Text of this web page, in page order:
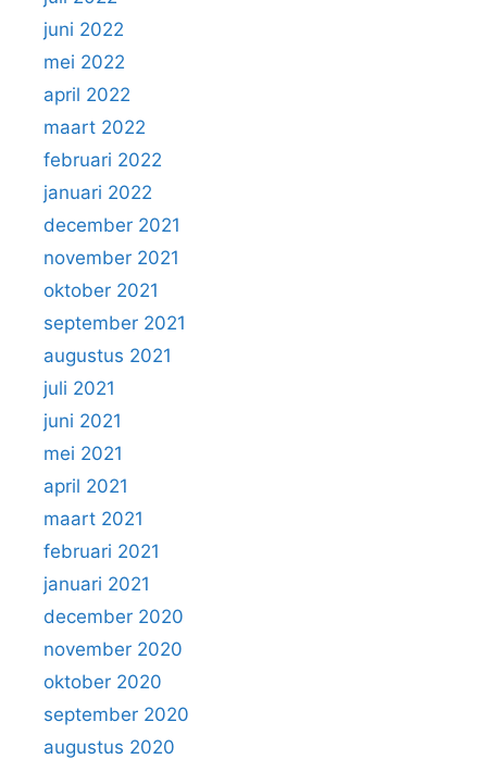
juni 2022
mei 2022
april 2022
maart 2022
februari 2022
januari 2022
december 2021
november 2021
oktober 2021
september 2021
augustus 2021
juli 2021
juni 2021
mei 2021
april 2021
maart 2021
februari 2021
januari 2021
december 2020
november 2020
oktober 2020
september 2020
augustus 2020